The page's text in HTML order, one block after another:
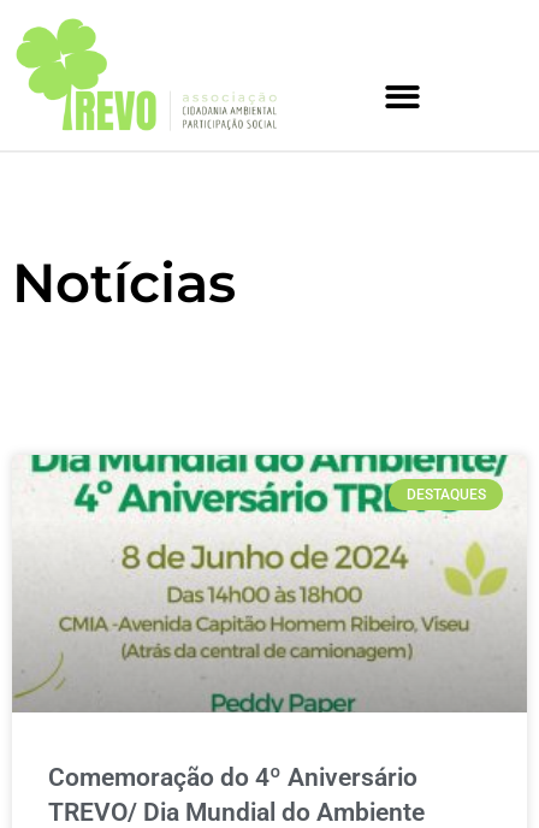
Notícias
DESTAQUES
Comemoração do 4º Aniversário
TREVO/ Dia Mundial do Ambiente